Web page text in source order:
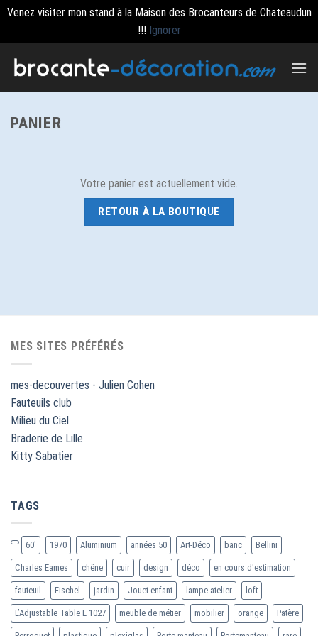
Venez visiter mon stand à la Maison des Brocanteurs de Chateaudun
!!! Ignorer
PANIER
Votre panier est actuellement vide.
RETOUR À LA BOUTIQUE
MES SITES PRÉFÉRÉS
mes-decouvertes - Julien Cohen
Fauteuils club
Milieu du Ciel
Braderie de Lille
Kitty Sabatier
TAGS
60' 1970 Aluminium années 50 Art-Déco banc Bellini
Charles Eames chêne cuir design déco en cours d'estimation
fauteuil Fischel jardin Jouet enfant lampe atelier loft
L’Adjustable Table E 1027 meuble de métier mobilier orange Patère